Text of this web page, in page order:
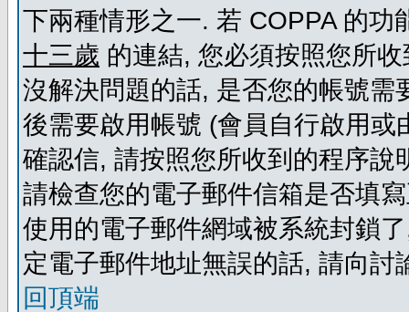
下兩種情形之一. 若 COPPA 的
十三歲 的連結, 您必須按照您所
沒解決問題的話, 是否您的帳號
後需要啟用帳號 (會員自行啟用
確認信, 請按照您所收到的程序
請檢查您的電子郵件信箱是否填
使用的電子郵件網域被系統封鎖
定電子郵件地址無誤的話, 請向
回頂端